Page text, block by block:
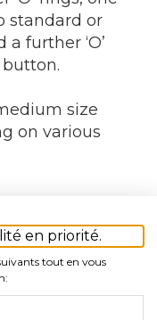
standard or
further ‘O’
size
on various
en priorité.
tout en vous